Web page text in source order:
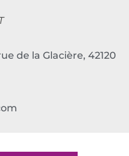
de la Glacière, 42120